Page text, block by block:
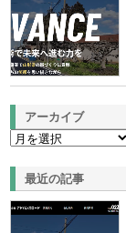
アーカイブ
最近の記事